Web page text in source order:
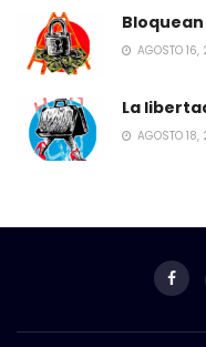
AGOSTO
La
AGOSTO